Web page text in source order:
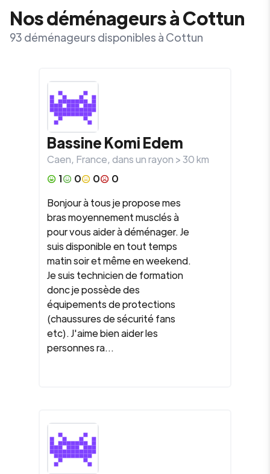
Nos déménageurs à Cottun
93 déménageurs disponibles à Cottun
Bassine Komi Edem
Caen, France, dans un rayon >30km
1
0 0
0
Bonjour à tous je propose mes
bras moyennement musclés à
pour vous aider à déménager. Je
suis disponible en tout temps
matin soir et même en weekend.
Je suis technicien de formation
donc je possède des
équipements de protections
(chaussures de sécurité fans
etc). J'aime bien aider les
personnes ra...